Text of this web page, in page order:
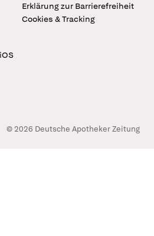
Erklärung zur Barrierefreiheit
Cookies & Tracking
© 2026 Deutsche Apotheker Zeitung